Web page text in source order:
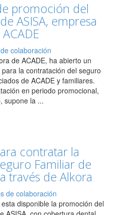
promoción del
ASISA, empresa
colaboración
de ACADE, ha abierto un
la contratación del seguro
de ACADE y familiares.
en periodo promocional,
supone la ...
contratar la
Familiar de
través de Alkora
de colaboración
disponible la promoción del